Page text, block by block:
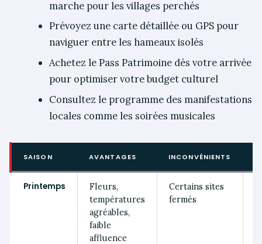
marche pour les villages perchés
Prévoyez une carte détaillée ou GPS pour
naviguer entre les hameaux isolés
Achetez le Pass Patrimoine dès votre arrivée
pour optimiser votre budget culturel
Consultez le programme des manifestations
locales comme les soirées musicales
SAISON AVANTAGES INCONVÉNIENTS
Printemps
Fleurs,
températures
agréables,
faible
affluence
Certains sites
fermés